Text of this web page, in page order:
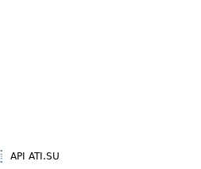
API ATI.SU